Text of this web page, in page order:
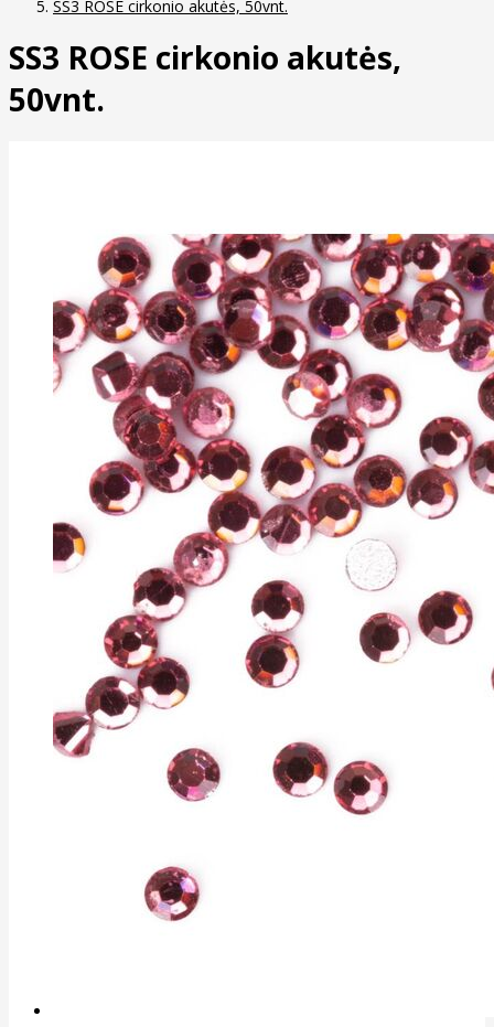
SS3 ROSE cirkonio akutės, 50vnt.
SS3 ROSE cirkonio akutės,
50vnt.